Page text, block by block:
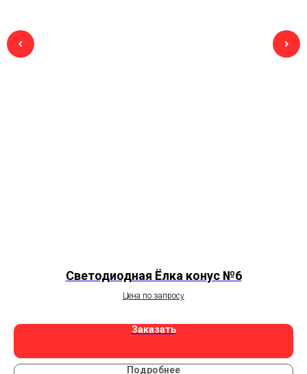
Светодиодная Ёлка конус №6
Цена по запросу
Заказать
Подробнее